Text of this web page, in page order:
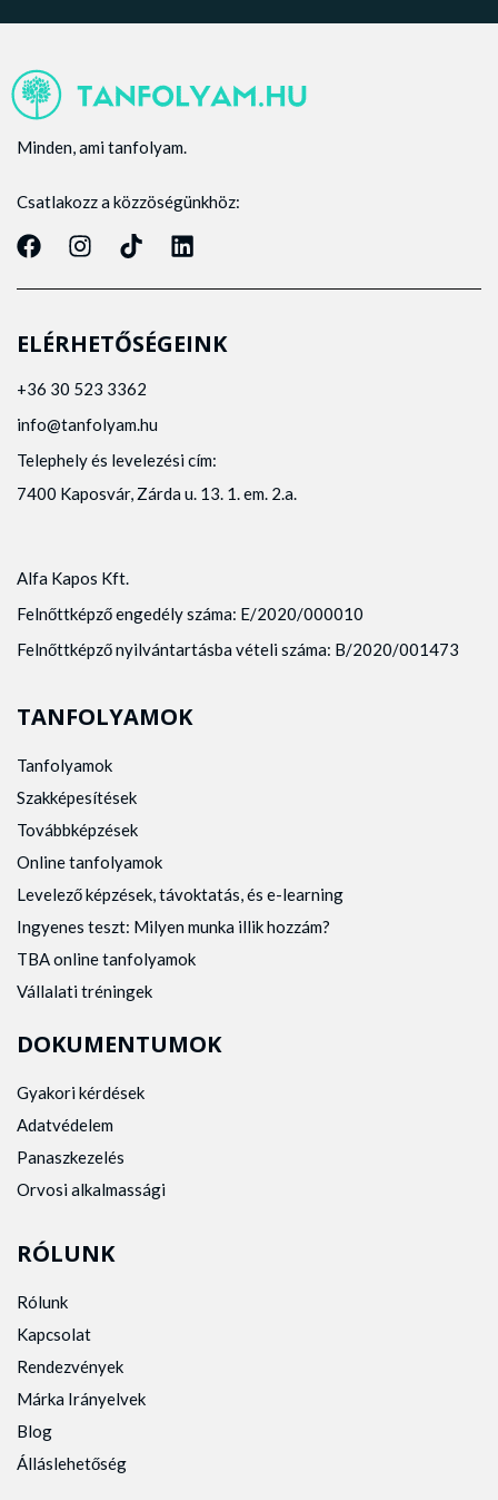
Minden, ami tanfolyam.
Csatlakozz a közzöségünkhöz:
ELÉRHETŐSÉGEINK
+36 30 523 3362
info@tanfolyam.hu
Telephely és levelezési cím:
7400 Kaposvár, Zárda u. 13. 1. em. 2.a.
Alfa Kapos Kft.
Felnőttképző engedély száma: E/2020/000010
Felnőttképző nyilvántartásba vételi száma: B/2020/001473
TANFOLYAMOK
Tanfolyamok
Szakképesítések
Továbbképzések
Online tanfolyamok
Levelező képzések, távoktatás, és e-learning
Ingyenes teszt: Milyen munka illik hozzám?
TBA online tanfolyamok
Vállalati tréningek
DOKUMENTUMOK
Gyakori kérdések
Adatvédelem
Panaszkezelés
Orvosi alkalmassági
RÓLUNK
Rólunk
Kapcsolat
Rendezvények
Márka Irányelvek
Blog
Álláslehetőség